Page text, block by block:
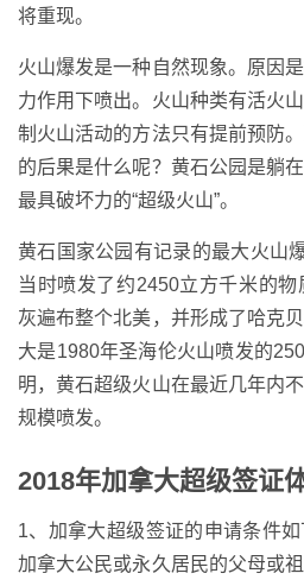
将重现。
火山爆发是一种自然现象。原因
力作用下喷出。火山种类有活火
制火山活动的方法只有提前预防
的后果是什么呢？黄石公园是躺
最具破坏力的“超级火山”。
黄石国家公园有记录的最大火山
当时喷发了约2450立方千米的
灰遍布整个北美，并形成了哈克
大是1980年圣海伦火山喷发的
明，黄石超级火山在最近几年内
规模喷发。
2018年加拿大超级签证
1、加拿大超级签证的申请条件
加拿大公民或永久居民的父母或